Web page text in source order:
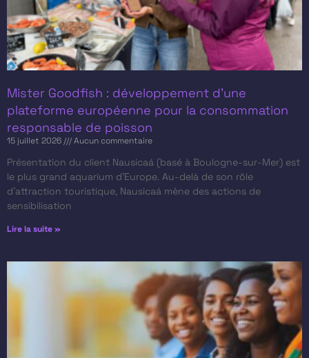
Mister Goodfish : développement d’une
plateforme européenne pour la consommation
responsable de poisson
15 juillet 2026 Aucun commentaire
Présentation du client​ Nausicaá (basé à Boulogne-sur-Mer) est
le plus grand aquarium d’Europe. Au-delà de son rôle
d’attraction touristique, Nausicaá mène des actions de
sensibilisation
Lire la suite »